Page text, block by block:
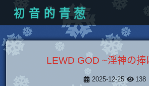
初 音 的 青葱
LEWD GOD ~淫神の捧
2025-12-25 138